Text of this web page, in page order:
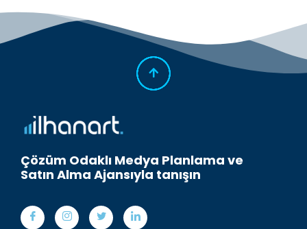
Çözüm Odaklı Medya Planlama ve
Satın Alma Ajansıyla tanışın